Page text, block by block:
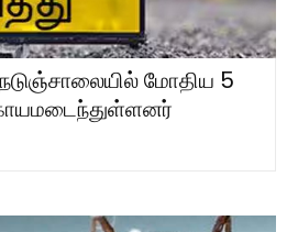
மோதிய 5